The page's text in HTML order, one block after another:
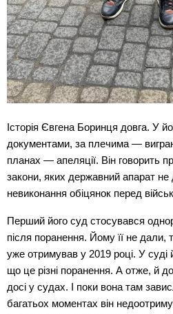
Історія Євгена Боринця довга. У
документами, за плечима —
планах — апеляції. Він говорить
закони, яких державний апарат не
невиконання обіцянок перед
Перший його суд стосувався
після поранення. Йому її не дали,
уже отримував у 2019 році. У
що це різні поранення. А отже, й
досі у судах. І поки вона там
багатьох моментах він